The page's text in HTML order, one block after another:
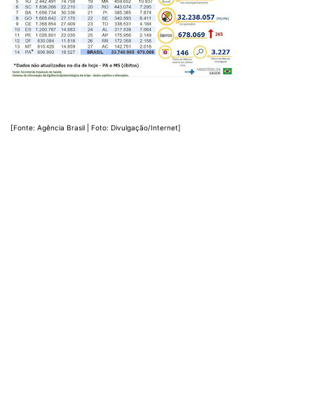
[Fonte: Agência Brasil | Foto: Divulgação/Internet]